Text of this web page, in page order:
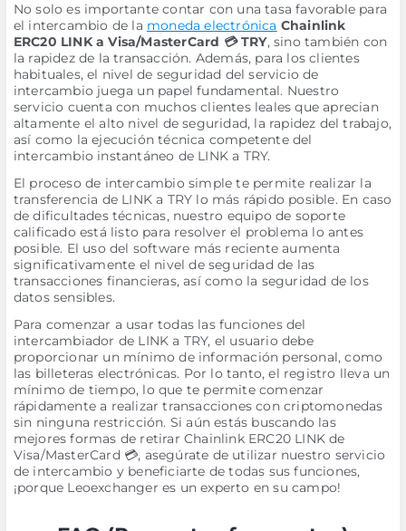
No solo es importante contar con una tasa favorable para
el intercambio de la moneda electrónica Chainlink
ERC20 LINK a Visa/MasterCard 💳 TRY, sino también con
la rapidez de la transacción. Además, para los clientes
habituales, el nivel de seguridad del servicio de
intercambio juega un papel fundamental. Nuestro
servicio cuenta con muchos clientes leales que aprecian
altamente el alto nivel de seguridad, la rapidez del trabajo,
así como la ejecución técnica competente del
intercambio instantáneo de LINK a TRY.
El proceso de intercambio simple te permite realizar la
transferencia de LINK a TRY lo más rápido posible. En caso
de dificultades técnicas, nuestro equipo de soporte
calificado está listo para resolver el problema lo antes
posible. El uso del software más reciente aumenta
significativamente el nivel de seguridad de las
transacciones financieras, así como la seguridad de los
datos sensibles.
Para comenzar a usar todas las funciones del
intercambiador de LINK a TRY, el usuario debe
proporcionar un mínimo de información personal, como
las billeteras electrónicas. Por lo tanto, el registro lleva un
mínimo de tiempo, lo que te permite comenzar
rápidamente a realizar transacciones con criptomonedas
sin ninguna restricción. Si aún estás buscando las
mejores formas de retirar Chainlink ERC20 LINK de
Visa/MasterCard 💳, asegúrate de utilizar nuestro servicio
de intercambio y beneficiarte de todas sus funciones,
¡porque Leoexchanger es un experto en su campo!